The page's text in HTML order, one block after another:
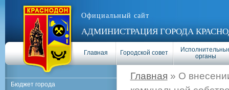
Официальный сайт
АДМИНИСТРАЦИЯ ГОРОДА
Главная Городской совет
органы
Главная » О
Бюджет города